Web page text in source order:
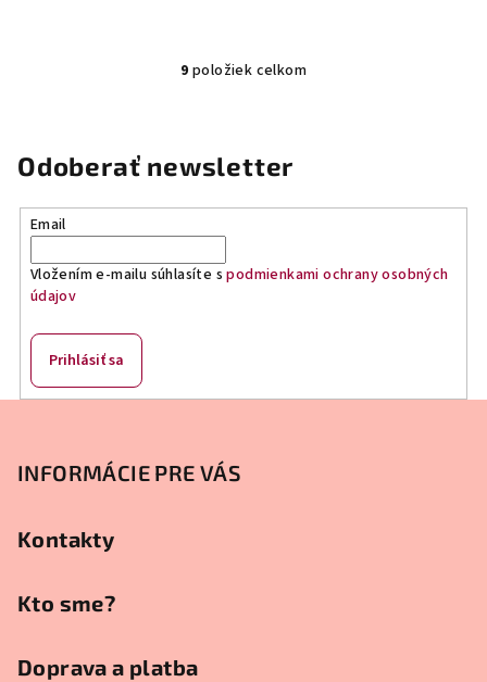
O
á
d
a
e
y
9 položiek celkom
Odoberať newsletter
Email
Vložením e-mailu súhlasíte spodmienkami ochrany osobných
údajov
Prihlásiť sa
INFORMÁCIE PRE VÁS
Kontakty
Kto sme?
Doprava a platba